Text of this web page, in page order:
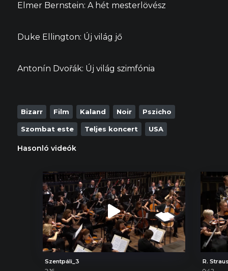
Elmer Bernstein: A hét mesterlövész
Duke Ellington: Új világ jő
Antonín Dvořák: Új világ szimfónia
Bizarr Film Kaland Noir Pszicho
Szombat este Teljes koncert USA
Hasonló videók
Szentpáli_3
R.